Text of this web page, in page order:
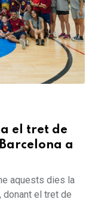
el tret de
a
aquests dies la
donant el tret de